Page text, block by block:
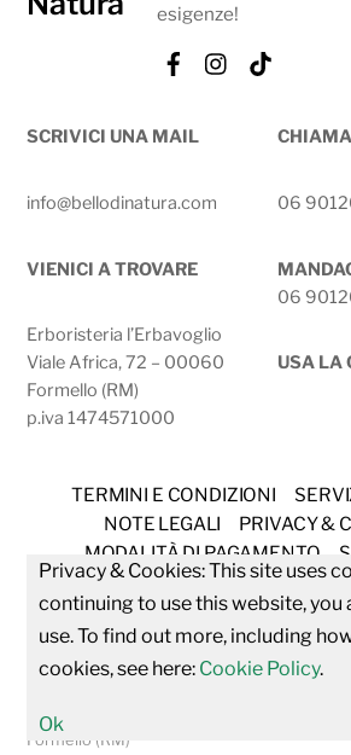
esigenze!
FacebookInstagram
SCRIVICI UNA MAIL
info@bellodinatura.com 06
VIENICI A TROVARE
Erboristeria l’Erbavoglio
Viale Africa, 72 – 00060
Formello (RM)
p.iva 1474571000
06
USA LA
TERMINI E CONDIZIONI
NOTE LEGALI
PRIVACY &
MODALITÀ DI PAGAMENTO
DIRITTO DI
CONSULENZA ERBORISTICA
Ballesteros - P.IVA 14745741000 - Viale
Formello (RM)
Privacy & Cookies: This site uses
continuing to use this website, you
use. To find out more, including
cookies, see here: Cookie Policy.
Ok